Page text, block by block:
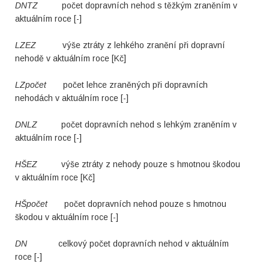
DNTZ počet dopravních nehod s těžkým zraněním v
aktuálním roce [-]
LZEZ výše ztráty z lehkého zranění při dopravní
nehodě v aktuálním roce [Kč]
LZpočet počet lehce zraněných při dopravních
nehodách v aktuálním roce [-]
DNLZ počet dopravních nehod s lehkým zraněním v
aktuálním roce [-]
HŠEZ výše ztráty z nehody pouze s hmotnou škodou
v aktuálním roce [Kč]
HŠpočet počet dopravních nehod pouze s hmotnou
škodou v aktuálním roce [-]
DN celkový počet dopravních nehod v aktuálním
roce [-]